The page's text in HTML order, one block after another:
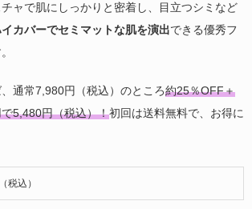
ャで肌にしっかりと密着し、目立つシミなど
カバーでセミマットな肌を演出できる優秀フ
通常7,980円（税込）のところ約25％OFF＋
5,480円（税込）！初回は送料無料で、お得に
税込）